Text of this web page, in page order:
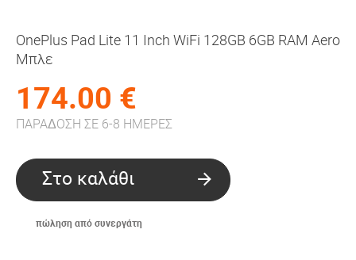
OnePlus Pad Lite 11 Inch WiFi 128GB 6GB RAM Aero
Μπλε
174.00 €
ΠΑΡΑΔΟΣΗ ΣΕ 6-8 ΗΜΕΡΕΣ
Στο καλάθι
πώληση από συνεργάτη